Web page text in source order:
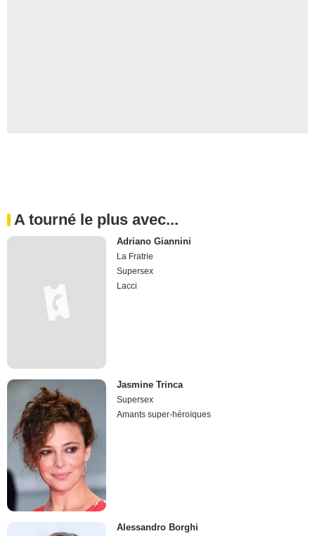
A tourné le plus avec...
Adriano Giannini
La Fratrie
Supersex
Lacci
Jasmine Trinca
Supersex
Amants super-héroïques
Alessandro Borghi